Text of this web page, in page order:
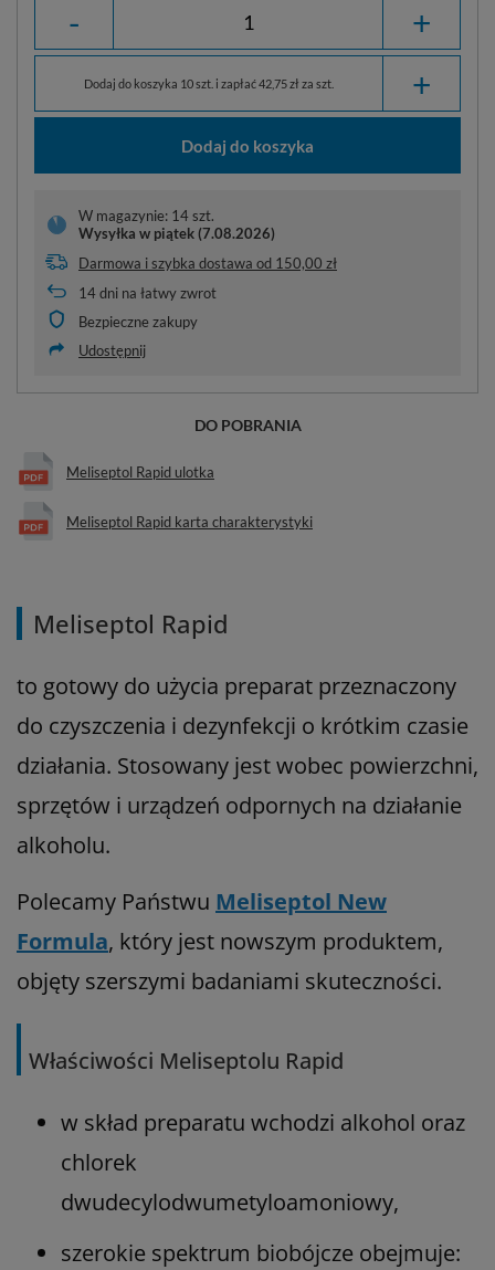
- +
Dodaj do koszyka 10 szt. i zapłać 42,75 zł za szt. +
Dodaj do koszyka
W magazynie: 14 szt.
Wysyłka w piątek (7.08.2026)
Darmowa i szybka dostawa od 150,00 zł
14dni na łatwy zwrot
Bezpieczne zakupy
Udostępnij
DO POBRANIA
Meliseptol Rapid ulotka
Meliseptol Rapid karta charakterystyki
Meliseptol Rapid
to gotowy do użycia preparat przeznaczony
do czyszczenia i dezynfekcji o krótkim czasie
działania. Stosowany jest wobec powierzchni,
sprzętów i urządzeń odpornych na działanie
alkoholu.
Polecamy Państwu Meliseptol New
Formula, który jest nowszym produktem,
objęty szerszymi badaniami skuteczności.
Właściwości Meliseptolu Rapid
w skład preparatu wchodzi alkohol oraz
chlorek
dwudecylodwumetyloamoniowy,
szerokie spektrum biobójcze obejmuje: